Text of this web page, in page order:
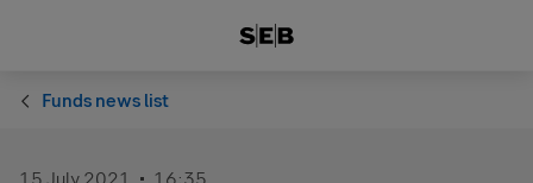
Funds news list
15 July 2021 16:35